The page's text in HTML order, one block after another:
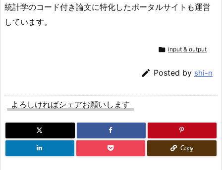
統計学のコード付き論文に特化したポータルサイトも運営
しています。
 input & output
 Posted by shi-n
よろしければシェアお願いします
Copy